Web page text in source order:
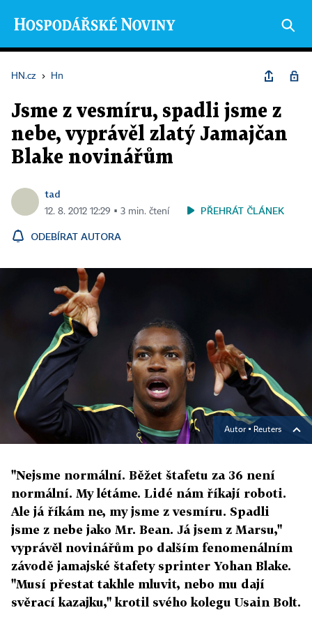
HN.cz › Hn
Jsme z vesmíru, spadli jsme z
nebe, vyprávěl zlatý Jamajčan
Blake novinářům
tad
12. 8. 2012 12:29 ▪ 3 min. čtení PŘEHRÁT ČLÁNEK
ODEBÍRAT AUTORA
Autor ▪ Reuters
"Nejsme normální. Běžet štafetu za 36 není
normální. My létáme. Lidé nám říkají roboti.
Ale já říkám ne, my jsme z vesmíru. Spadli
jsme z nebe jako Mr. Bean. Já jsem z Marsu,"
vyprávěl novinářům po dalším fenomenálním
závodě jamajské štafety sprinter Yohan Blake.
"Musí přestat takhle mluvit, nebo mu dají
svěrací kazajku," krotil svého kolegu Usain Bolt.